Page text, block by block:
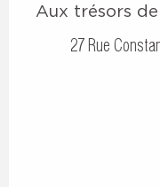
Aux trésors
27 Rue